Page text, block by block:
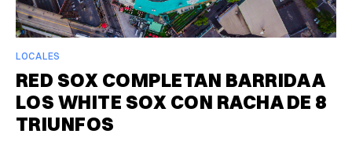
LOCALES
RED SOX COMPLETAN BARRIDA A
LOS WHITE SOX CON RACHA DE 8
TRIUNFOS